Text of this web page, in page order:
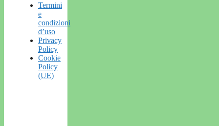
Termini
e
condizioni
d’uso
Privacy
Policy
Cookie
Policy
(UE)